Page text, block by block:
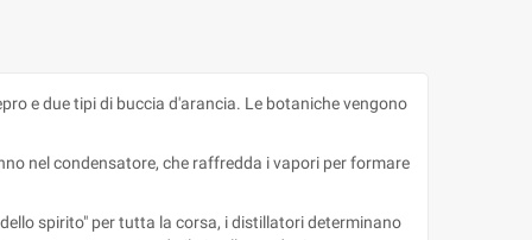
e due tipi di buccia d'arancia. Le botaniche vengono
nel condensatore, che raffredda i vapori per formare
spirito" per tutta la corsa, i distillatori determinano